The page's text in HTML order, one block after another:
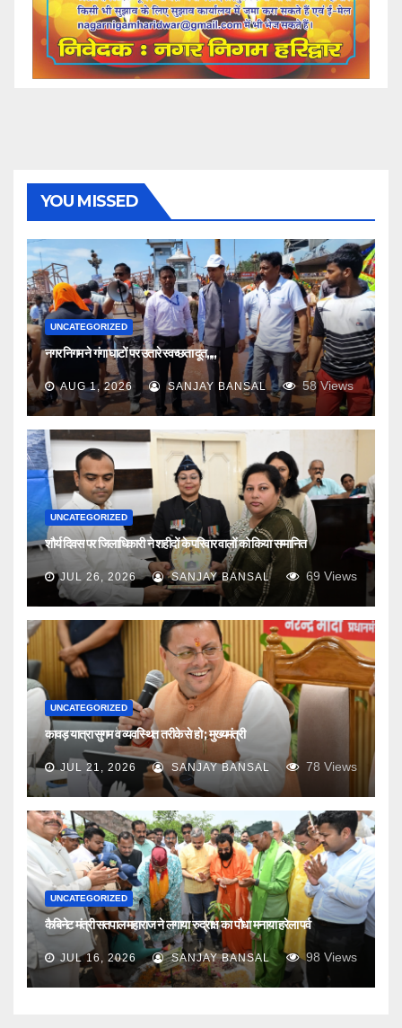
YOU MISSED
UNCATEGORIZED
नगर निगम ने गंगा घाटों पर उतारे स्वच्छता दूत,,,,
AUG 1, 2026 SANJAY BANSAL 58Views
UNCATEGORIZED
शौर्य दिवस पर जिलाधिकारी ने शहीदों के परिवार वालों को किया सम्मानित
JUL 26, 2026 SANJAY BANSAL 69 Views
UNCATEGORIZED
कावड़ यात्रा सुगम व व्यवस्थित तरीके से हो ; मुख्यमंत्री
JUL 21, 2026 SANJAY BANSAL 78 Views
UNCATEGORIZED
कैबिनेट मंत्री सतपाल महाराज ने लगाया रुद्राक्ष का पौधा मनाया हरेला पर्व
JUL 16, 2026 SANJAY BANSAL 98 Views